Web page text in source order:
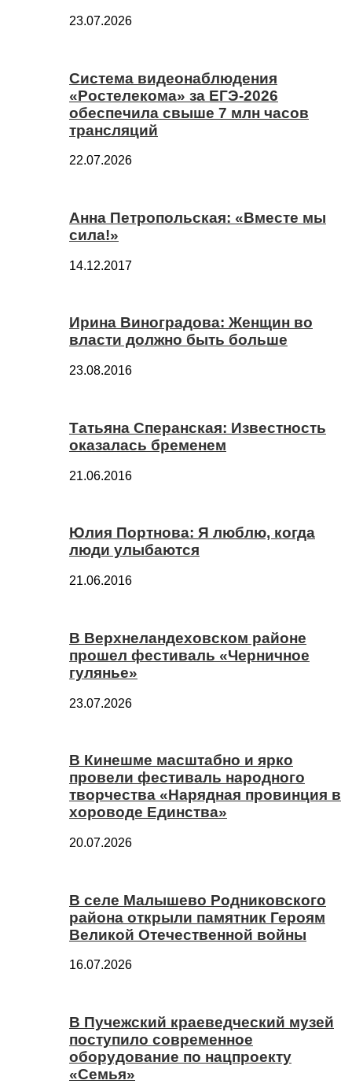
23.07.2026
Система видеонаблюдения
«Ростелекома» за ЕГЭ-2026
обеспечила свыше 7 млн часов
трансляций
22.07.2026
Анна Петропольская: «Вместе мы
сила!»
14.12.2017
Ирина Виноградова: Женщин во
власти должно быть больше
23.08.2016
Татьяна Сперанская: Известность
оказалась бременем
21.06.2016
Юлия Портнова: Я люблю, когда
люди улыбаются
21.06.2016
В Верхнеландеховском районе
прошел фестиваль «Черничное
гулянье»
23.07.2026
В Кинешме масштабно и ярко
провели фестиваль народного
творчества «Нарядная провинция в
хороводе Единства»
20.07.2026
В селе Малышево Родниковского
района открыли памятник Героям
Великой Отечественной войны
16.07.2026
В Пучежский краеведческий музей
поступило современное
оборудование по нацпроекту
«Семья»